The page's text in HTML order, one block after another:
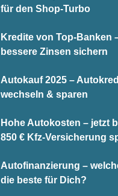
für den Shop-Turbo
Kredite von Top-Banken
bessere Zinsen sichern
Autokauf 2025 –
wechseln & sparen
Hohe Autokosten – jetzt
850 € Kfz-Versicherung
Autofinanzierung –
die beste für Dich?